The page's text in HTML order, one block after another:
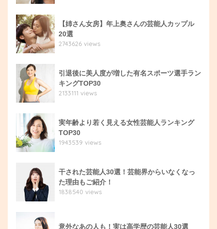
【姉さん女房】年上奥さんの芸能人カップル
20選
2743626 views
引退後に美人度が増した有名スポーツ選手ラン
キングTOP30
2133111 views
実年齢より若く見える女性芸能人ランキング
TOP30
1943539 views
干された芸能人30選！芸能界からいなくなっ
た理由もご紹介！
1838540 views
意外なあの人も！実は高学歴の芸能人30選